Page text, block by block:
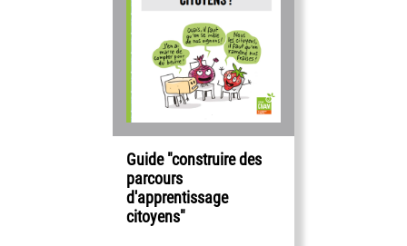
Guide "construire des
parcours
d'apprentissage
citoyens"